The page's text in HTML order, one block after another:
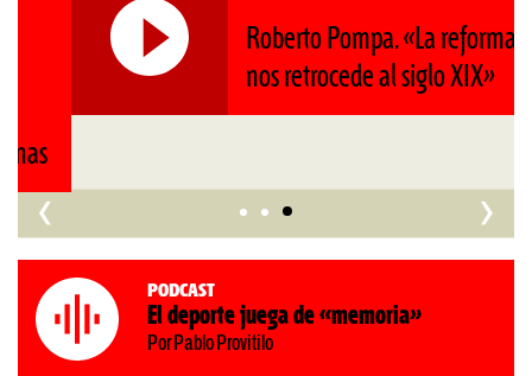
Roberto Pompa. «La reforma
‹ ›
Podcast
El deporte juega de «memoria»
Por Pablo Provitilo